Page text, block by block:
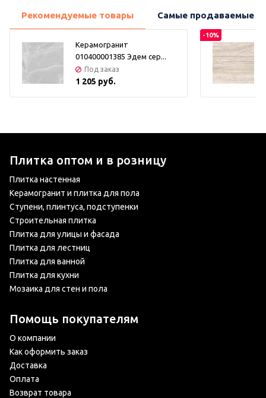
Рекомендуемые товары Самые продаваемые
Керамогранит
010400001385 Эдем сер...
Под заказ
1 205 руб.
-10%
Плитка оптом и в розницу
Плитка настенная
Керамогранит и плитка для пола
Ступени, плинтуса, подступенки
Строительная плитка
Плитка для улицы и фасада
Плитка для лестниц
Плитка для ванной
Плитка для кухни
Мозаика для стен и пола
Помощь покупателям
О компании
Как оформить заказ
Доставка
Оплата
Возврат товара